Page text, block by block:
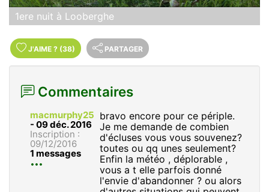
1ere nuit à Looberghe
J'AIME ? (38) PARTAGER
Commentaires
macmurphy25
- 09 déc. 2016
Inscription :
09/12/2016
1 messages
bravo encore pour ce périple.
Je me demande de combien
d'écluses vous vous souvenez?
toutes ou qq unes seulement?
Enfin la météo , déplorable ,
vous a t elle parfois donné
l'envie d'abandonner ? ou alors